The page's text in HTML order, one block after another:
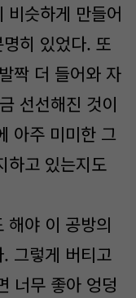
비슷하게 만들어
히 있었다. 또
짝 더 들어와 자
선선해진 것이
아주 미미한 그
하고 있는지도
해야 이 공방의
그렇게 버티고
너무 좋아 엉덩